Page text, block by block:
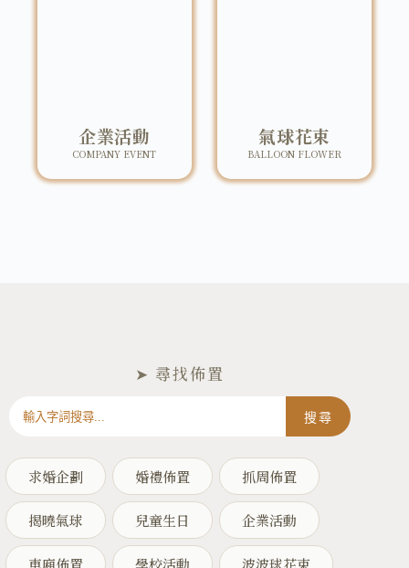
企業活動
COMPANY EVENT
氣球花束
BALLOON FLOWER
➤ 尋找佈置
搜尋
求婚企劃 婚禮佈置 抓周佈置
揭曉氣球 兒童生日 企業活動
車廂佈置 學校活動 波波球花束